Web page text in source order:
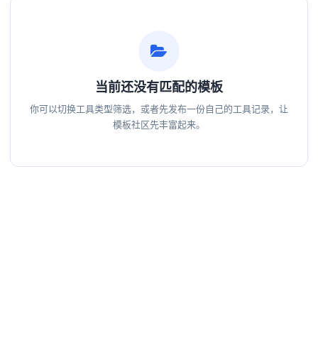
当前还没有匹配的模板
你可以切换工具类型筛选，或者先发布一份自己的工具记录，让
模板社区先丰富起来。